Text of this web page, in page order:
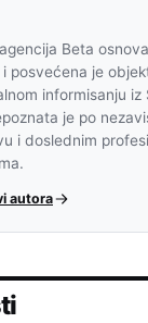
Beta
i posvećena je
informisanju iz
je po
i doslednim
autora